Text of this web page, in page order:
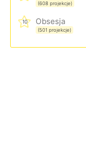
(608 projekcje)
10 Obsesja
(501 projekcje)